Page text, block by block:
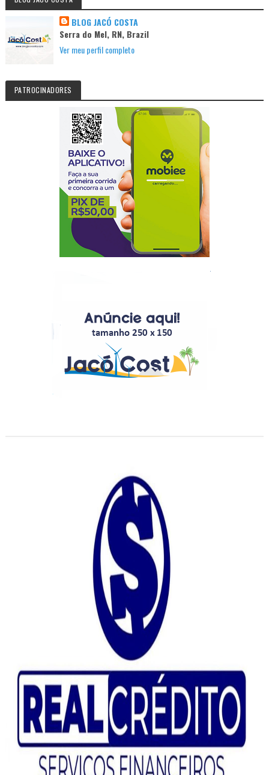
BLOG JACÓ COSTA
Serra do Mel, RN, Brazil
Ver meu perfil completo
PATROCINADORES